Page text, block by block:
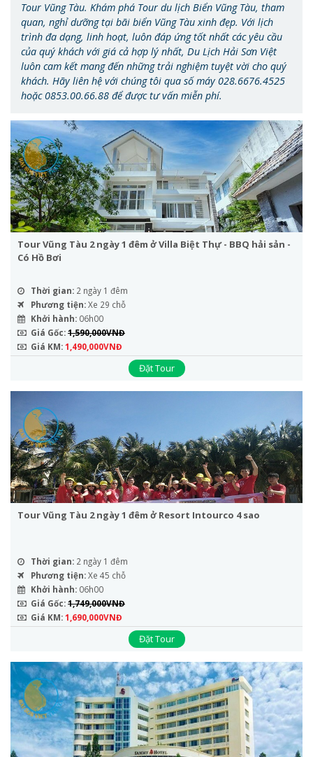
Tour Vũng Tàu. Khám phá Tour du lịch Biển Vũng Tàu, tham
quan, nghỉ dưỡng tại bãi biển Vũng Tàu xinh đẹp. Với lịch
trình đa dạng, linh hoạt, luôn đáp ứng tốt nhất các yêu cầu
của quý khách với giá cả hợp lý nhất, Du Lịch Hải Sơn Việt
luôn cam kết mang đến những trải nghiệm tuyệt vời cho quý
khách. Hãy liên hệ với chúng tôi qua số máy 028.6676.4525
hoặc 0853.00.66.88 để được tư vấn miễn phí.
Tour Vũng Tàu 2 ngày 1 đêm ở Villa Biệt Thự - BBQ hải sản -
Có Hồ Bơi
Thời gian: 2 ngày 1 đêm
Phương tiện:Xe 29 chỗ
Khởi hành: 06h00
Giá Gốc:1,590,000VNĐ
Giá KM:1,490,000VNĐ
Đặt Tour
Tour Vũng Tàu 2 ngày 1 đêm ở Resort Intourco 4 sao
Thời gian: 2 ngày 1 đêm
Phương tiện:Xe 45 chỗ
Khởi hành: 06h00
Giá Gốc:1,749,000VNĐ
Giá KM:1,690,000VNĐ
Đặt Tour